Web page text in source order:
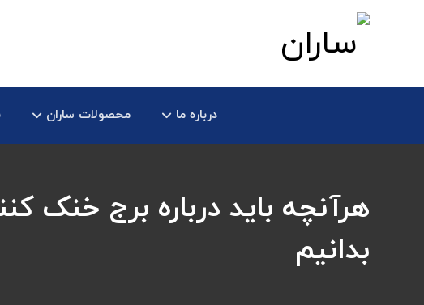
درباره ما محصولات ساران
هرآنچه باید درباره برج خنک
بدانیم